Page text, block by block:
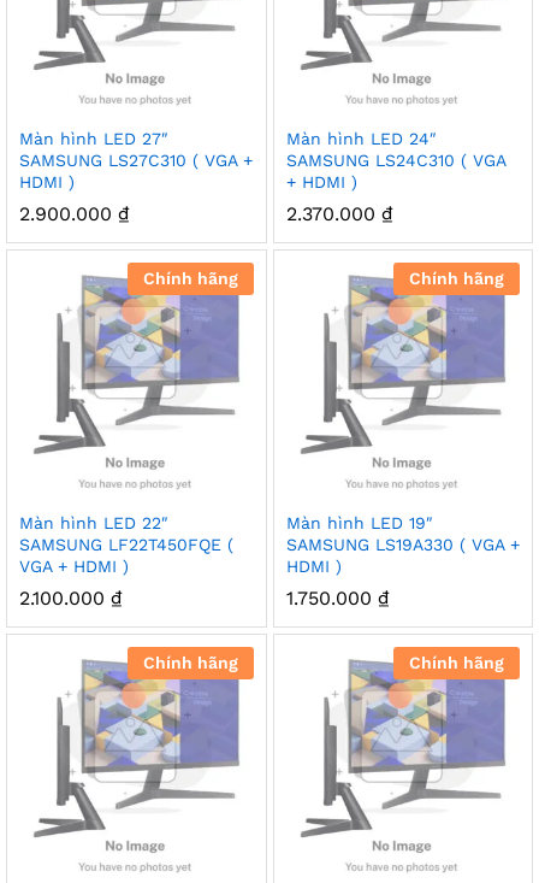
Màn hình LED 27″
SAMSUNG LS27C310 ( VGA +
HDMI )
2.900.000 ₫
Màn hình LED 24″
SAMSUNG LS24C310 ( VGA
+ HDMI )
2.370.000 ₫
Chính hãng
Màn hình LED 22″
SAMSUNG LF22T450FQE (
VGA + HDMI )
2.100.000 ₫
Chính hãng
Màn hình LED 19″
SAMSUNG LS19A330 ( VGA +
HDMI )
1.750.000 ₫
Chính hãng Chính hãng